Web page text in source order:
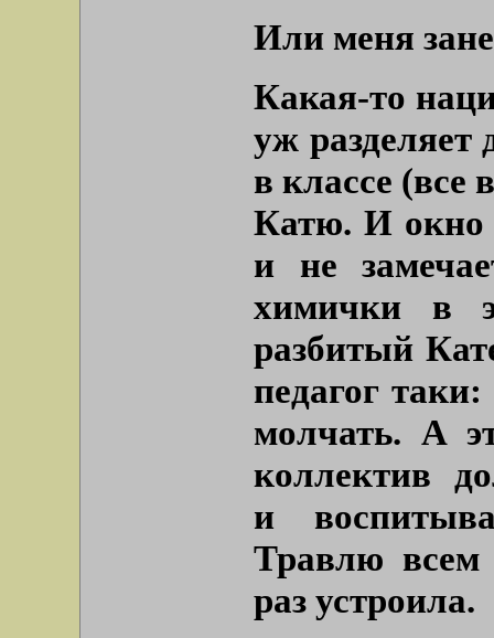
Или меня
Какая-то
уж разделяет
в классе (все
Катю. И окно
и не
химички в
разбитый
педагог
молчать. А
коллектив
и
Травлю всем
раз устроила.